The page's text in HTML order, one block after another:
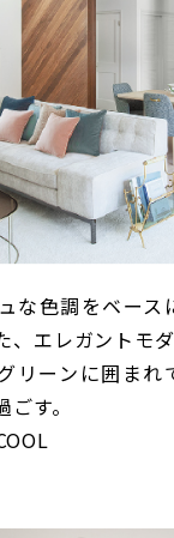
な色調をベース
、エレガントモダ
リーンに囲まれ
す。